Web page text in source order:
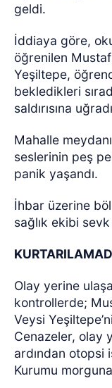
geldi.
İddiaya göre,
öğrenilen
Yeşiltepe,
bekledikleri
saldırısına
Mahalle
seslerinin peş
panik yaşandı.
İhbar üzerine
sağlık ekibi
Olay yerine
kontrollerde;
Veysi
Cenazeler, olay
ardından otopsi
Kurumu morguna